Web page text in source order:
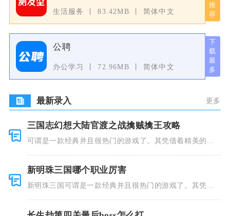
生活服务 83.42MB 简体中文
公聘
办公学习 72.96MB 简体中文
最新录入 更多
三国志幻想大陆官渡之战擒贼擒王攻略
可谓是一款经典并且很热门的游戏了。其凭借着精美的画
新明珠三国哪个职业厉害
新明珠三国可谓是一款经典并且很热门的游戏了。其凭借